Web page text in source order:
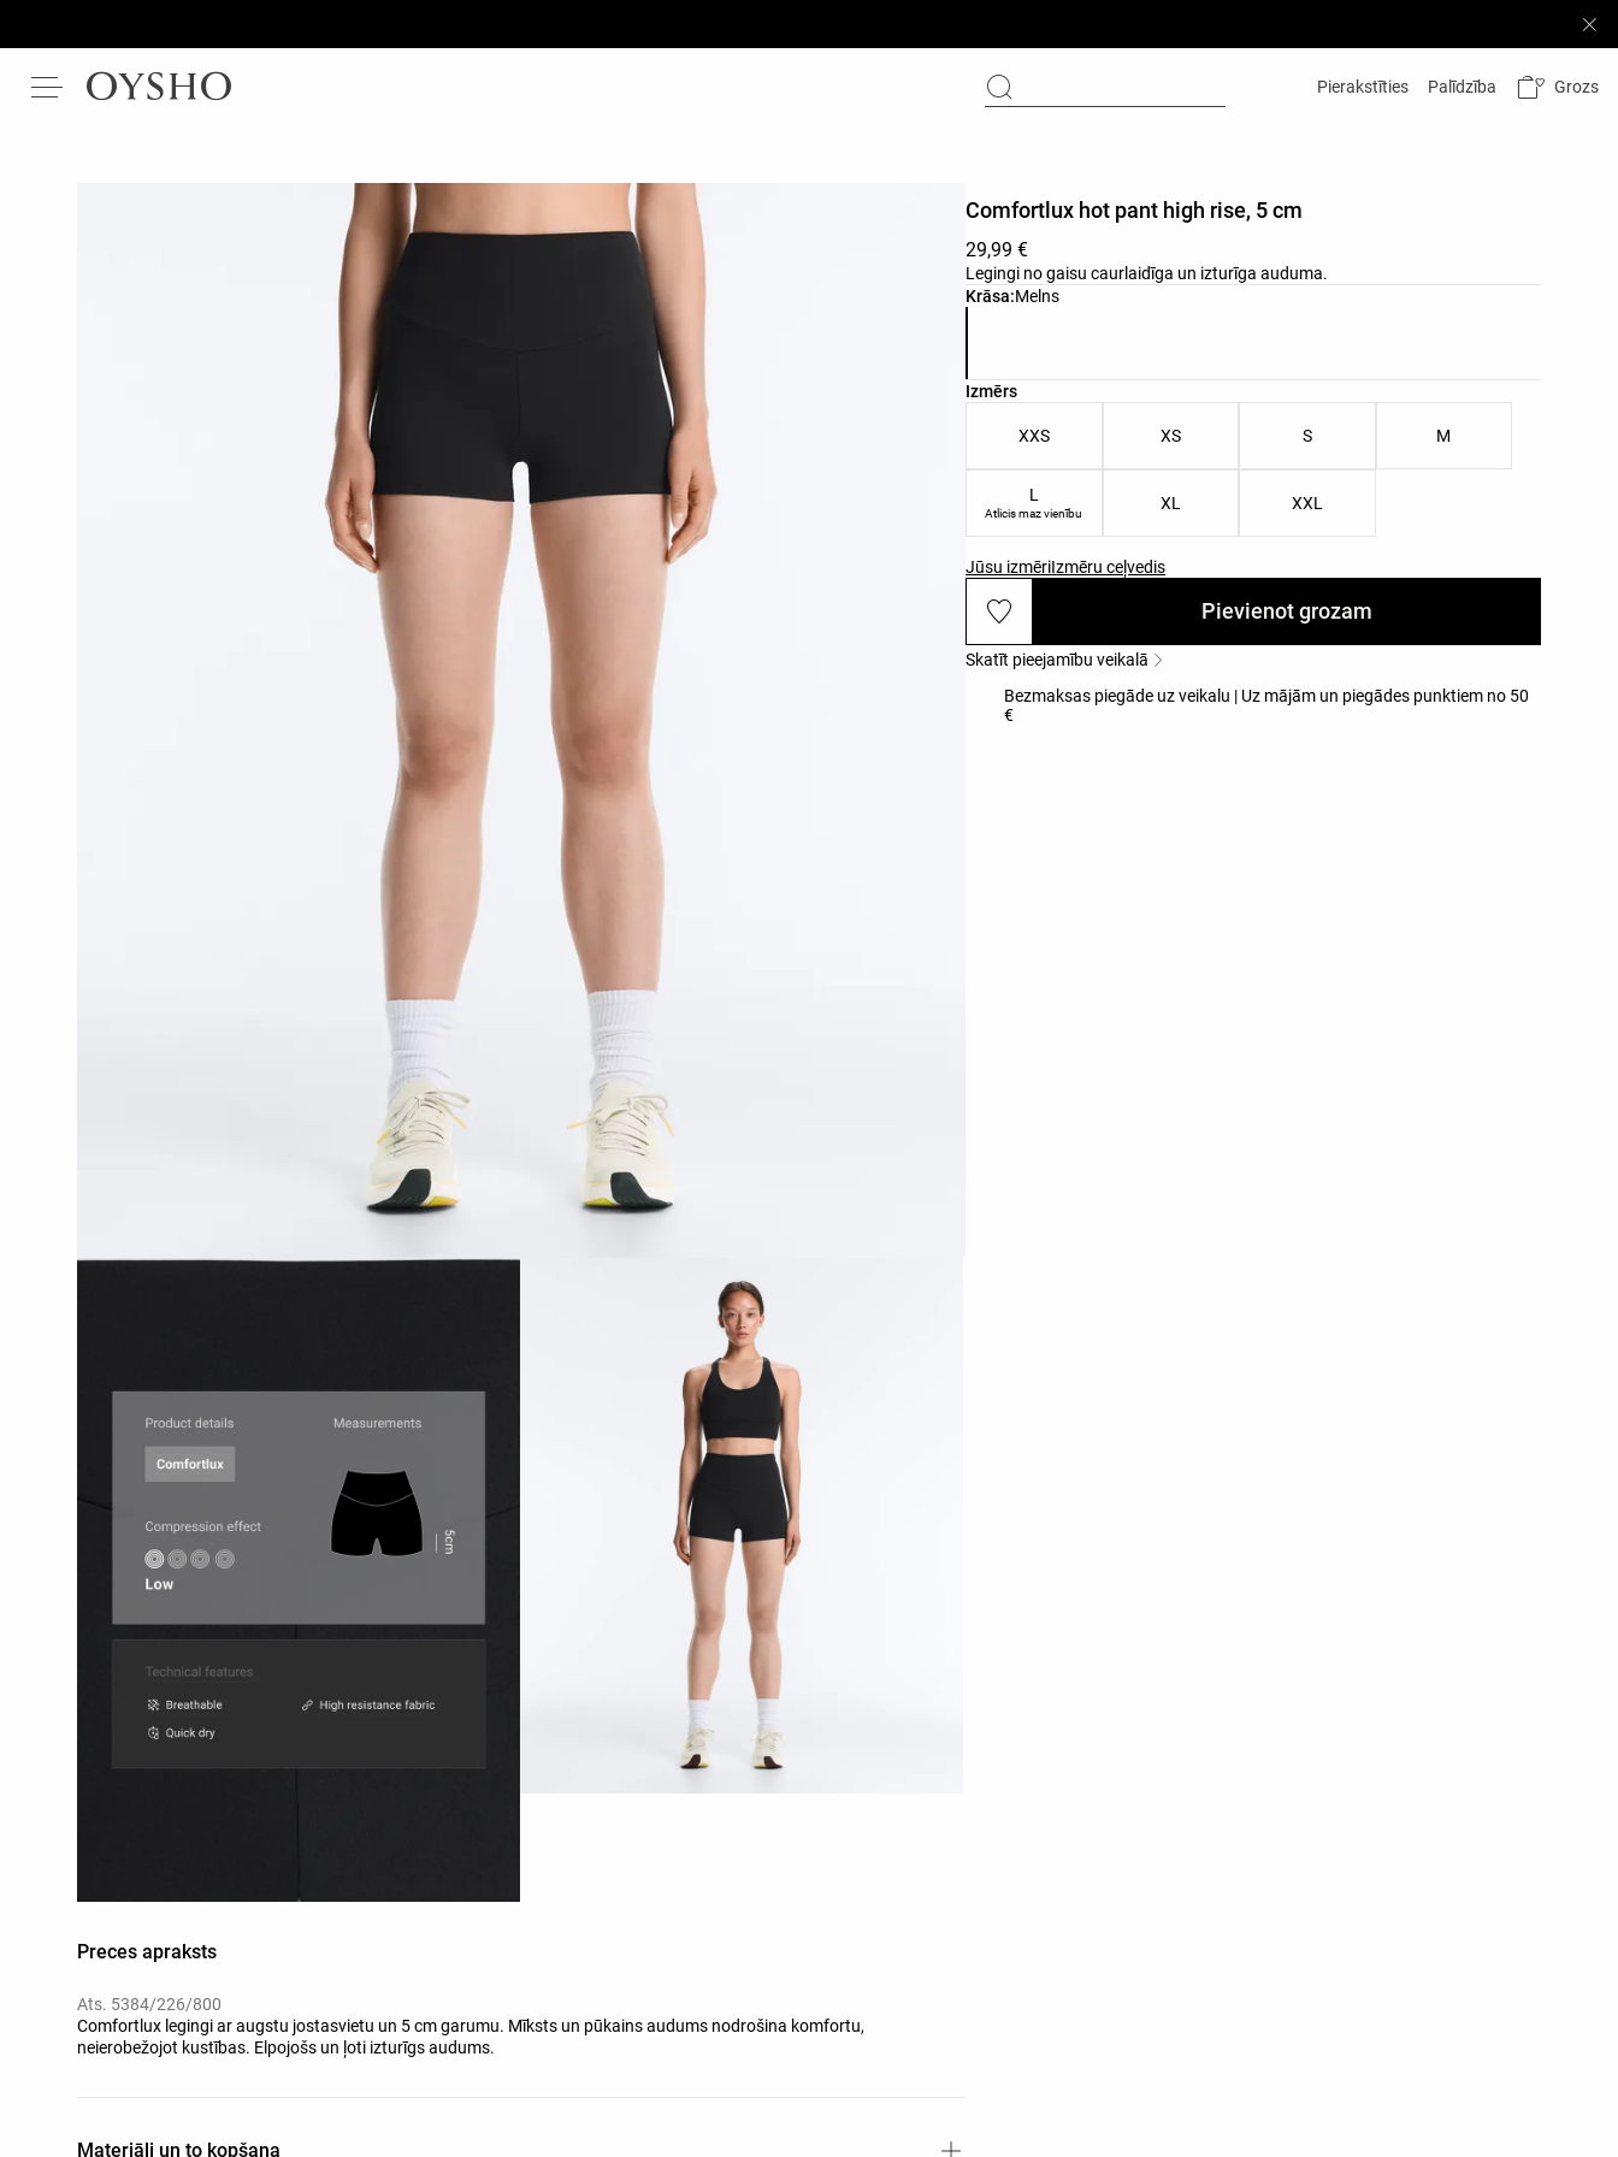
Pierakstīties Palīdzība Grozs
Preces apraksts
Ats. 5384/226/800
Comfortlux legingi ar augstu jostasvietu un 5 cm garumu. Mīksts un pūkains audums nodrošina komfortu,
neierobežojot kustības. Elpojošs un ļoti izturīgs audums.
Materiāli un to kopšana
Krāsa:Melns
Produkta krāsu saraksts
Comfortlux hot pant high rise, 5 cm
29,99 €
Legingi no gaisu caurlaidīga un izturīga auduma.
Izmērs
Produkta izmēru saraksts
XXS XS S M
L
Atlicis maz vienību
XL XXL
Jūsu izmēriIzmēru ceļvedis
Pievienot grozam
Skatīt pieejamību veikalā
Bezmaksas piegāde uz veikalu | Uz mājām un piegādes punktiem no 50
€